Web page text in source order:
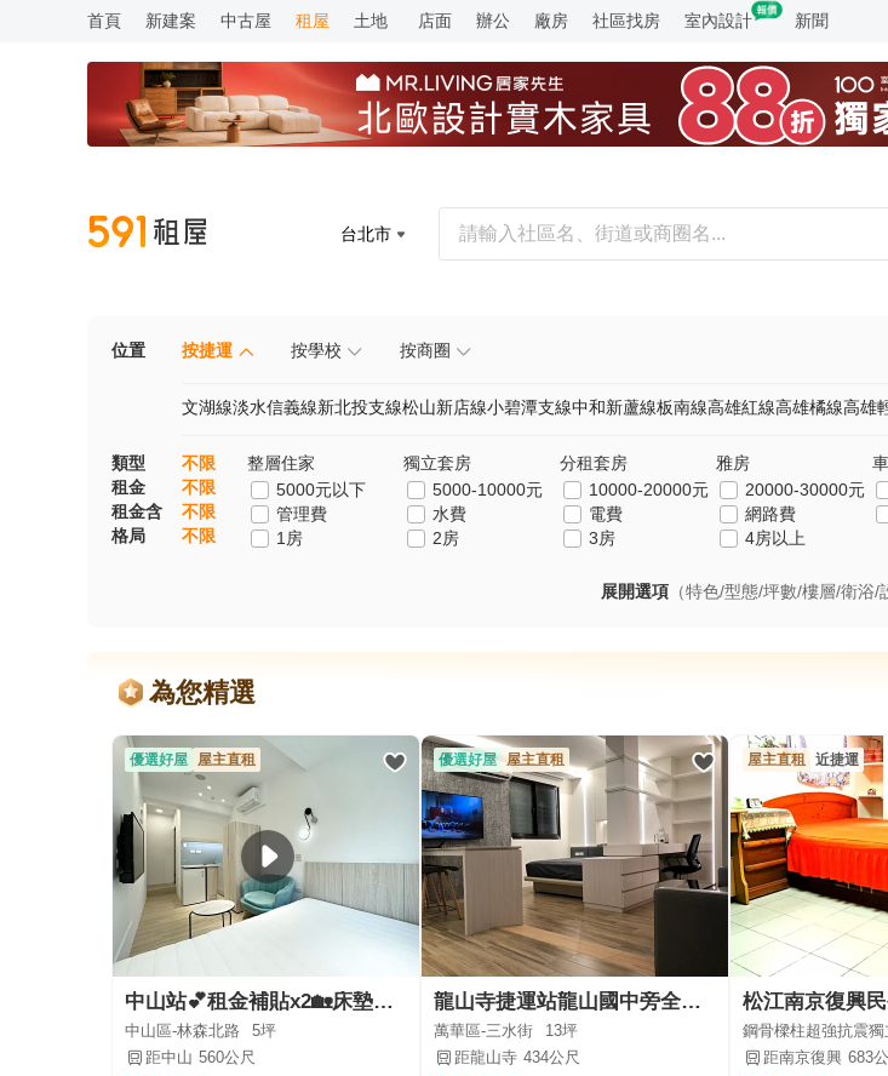
首頁 新建案 中古屋 租屋 土地 店面 辦公 廠房 社區找房 室內設計 新聞
台北市
位置 按捷運 按學校 按商圈
文湖線淡水信義線新北投支線松山新店線小碧潭支線中和新蘆線板南線高雄紅線高雄橘線高雄
類型 不限 整層住家 獨立套房 分租套房 雅房
租金
不限 5000元以下 5000-10000元 10000-20000元 20000-30000元
租金含
不限 管理費 水費 電費 網路費
格局
不限 1房 2房 3房 4房以上
展開選項 （特色/型態/坪數/樓層/衛浴/
為您精選
優選好屋 屋主直租
中山站💕租金補貼x2🏡床墊近期更換｜垃圾處理｜免專用袋
中山區-林森北路
5坪
距中山 560公尺
優選好屋 屋主直租
龍山寺捷運站龍山國中旁全新裝潢豪華套房
萬華區-三水街
13坪
距龍山寺 434公尺
屋主直租 近捷運
鋼骨樑柱超強抗震獨
距南京復興 683